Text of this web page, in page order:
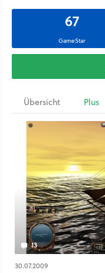
67
GameStar
Übersicht Plus
13
30.07.2009